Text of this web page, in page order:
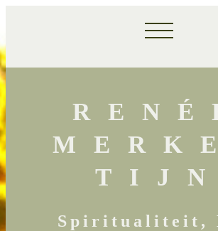
TIJN
Spiritualiteit,